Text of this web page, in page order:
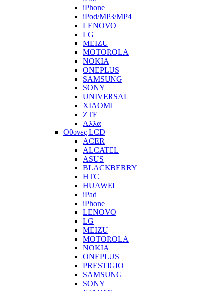
iPhone
iPod/MP3/MP4
LENOVO
LG
MEIZU
MOTOROLA
NOKIA
ONEPLUS
SAMSUNG
SONY
UNIVERSAL
XIAOMI
ZTE
Αλλα
Οθονες LCD
ACER
ALCATEL
ASUS
BLACKBERRY
HTC
HUAWEI
iPad
iPhone
LENOVO
LG
MEIZU
MOTOROLA
NOKIA
ONEPLUS
PRESTIGIO
SAMSUNG
SONY